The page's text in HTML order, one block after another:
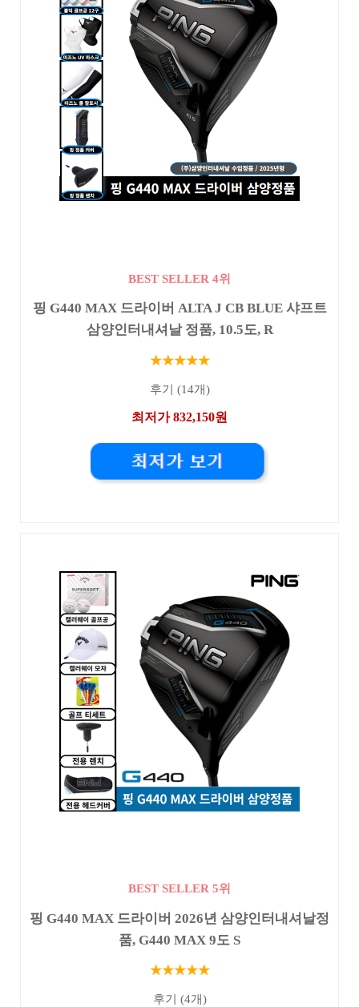
BEST SELLER 4위
핑 G440 MAX 드라이버 ALTA J CB BLUE 샤프트
삼양인터내셔날 정품, 10.5도, R
★★★★★
후기 (14개)
최저가 832,150원
BEST SELLER 5위
핑 G440 MAX 드라이버 2026년 삼양인터내셔날정
품, G440 MAX 9도 S
★★★★★
후기 (4개)